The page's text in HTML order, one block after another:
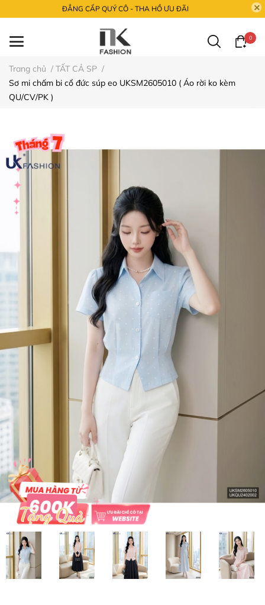
ĐẲNG CẤP QUÝ CÔ - THA HỒ ƯU ĐÃI
0
Trang chủ / TẤT CẢ SP /
Sơ mi chấm bi cổ đức súp eo UKSM2605010 ( Áo rời ko kèm
QU/CV/PK )